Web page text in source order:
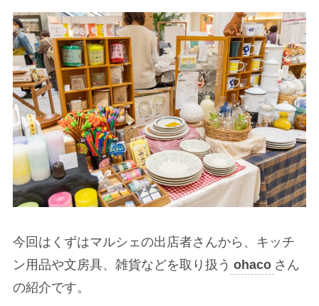
今回はくずはマルシェの出店者さんから、キッチ
ン用品や文房具、雑貨などを取り扱う ohaco さん
の紹介です。